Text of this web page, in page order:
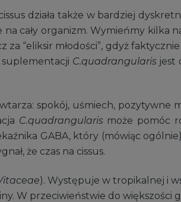
działa także w bardziej
cały organizm. Wymieńmy kilka
“eliksir młodości”, gdyż
C.quadrangularis jest
spokój, uśmiech, pozytywne
C.quadrangularis może pomóc
GABA, który (mówiąc
że czas na cissus.
). Występuje w tropikalnej i
W przeciwieństwie do większości